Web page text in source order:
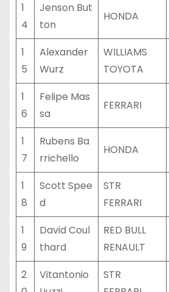
1
4
Jenson But
ton
HONDA
1
5
Alexander
Wurz
WILLIAMS
TOYOTA
1
6
Felipe Mas
sa
FERRARI
1
7
Rubens Ba
rrichello
HONDA
1
8
Scott Spee
d
STR
FERRARI
1
9
David Coul
thard
RED BULL
RENAULT
2
Vitantonio
STR